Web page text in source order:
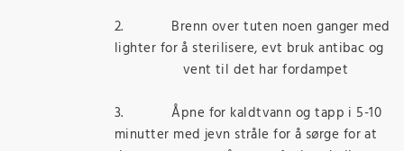
2. Brenn over tuten noen ganger med
lighter for å sterilisere, evt bruk antibac og
vent til det har fordampet
3. Åpne for kaldtvann og tapp i 5-10
minutter med jevn stråle for å sørge for at